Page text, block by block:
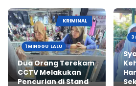
KRIMINAL
1 MINGGU LALU
Dua Orang Terekam
CCTV Melakukan
Pencurian di Stand
3